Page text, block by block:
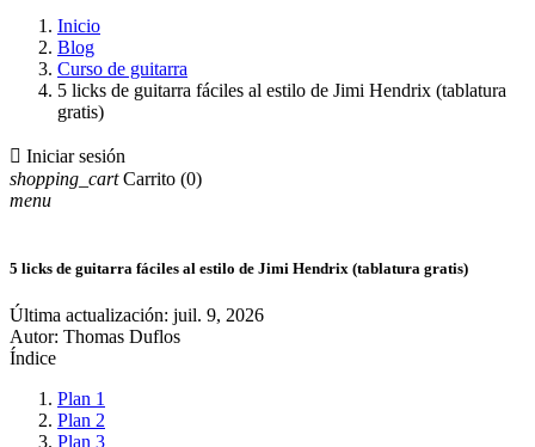
Inicio
Blog
Curso de guitarra
5 licks de guitarra fáciles al estilo de Jimi Hendrix (tablatura
gratis)
 Iniciar sesión
shopping_cart Carrito (0)
menu
5 licks de guitarra fáciles al estilo de Jimi Hendrix (tablatura gratis)
Última actualización: juil. 9, 2026
Autor: Thomas Duflos
Índice
Plan 1
Plan 2
Plan 3